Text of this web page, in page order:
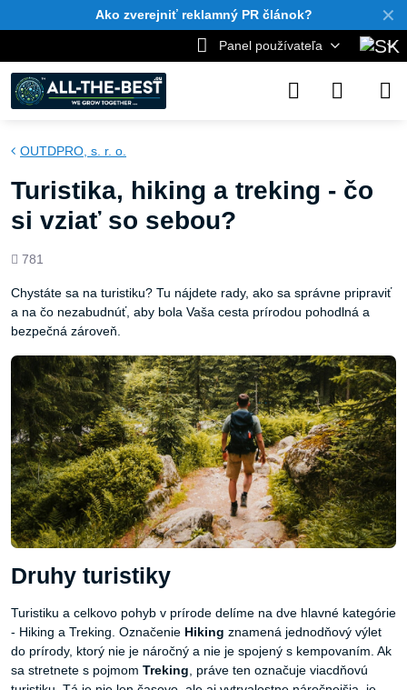
✕
Ako zverejniť reklamný PR článok?
Panel používateľa
OUTDPRO, s. r. o.
Turistika, hiking a treking - čo
si vziať so sebou?
Počet
781
Chystáte sa na turistiku? Tu nájdete rady, ako sa správne pripraviť
a na čo nezabudnúť, aby bola Vaša cesta prírodou pohodlná a
bezpečná zároveň.
Druhy turistiky
Turistiku a celkovo pohyb v prírode delíme na dve hlavné kategórie
- Hiking a Treking. Označenie Hiking znamená jednodňový výlet
do prírody, ktorý nie je náročný a nie je spojený s kempovaním. Ak
sa stretnete s pojmom Treking , práve ten označuje viacdňovú